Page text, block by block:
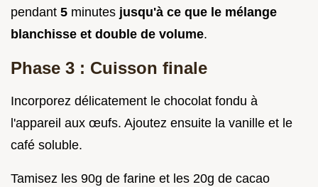
pendant 5 minutes jusqu'à ce que le mélange
blanchisse et double de volume.
Phase 3 : Cuisson finale
Incorporez délicatement le chocolat fondu à
l'appareil aux œufs. Ajoutez ensuite la vanille et le
café soluble.
Tamisez les 90g de farine et les 20g de cacao